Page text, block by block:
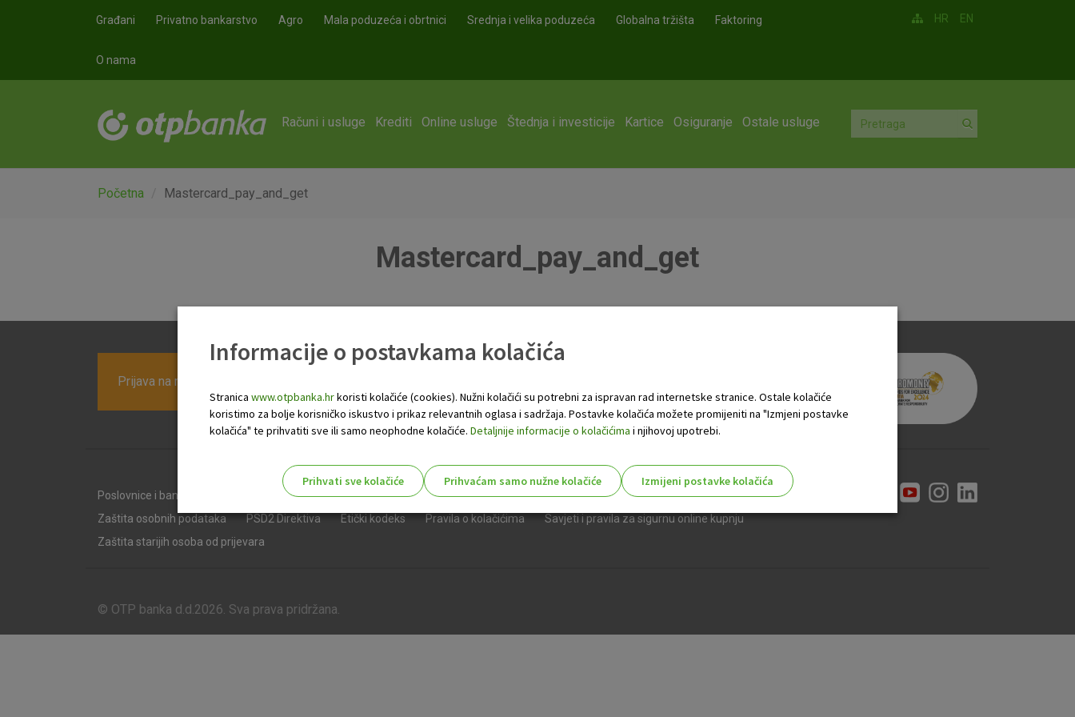
Građani Privatno bankarstvo Agro Mala poduzeća i obrtnici Srednja i velika poduzeća Globalna tržišta Faktoring
O nama
HR EN
Računi i usluge Krediti Online usluge Štednja i investicije Kartice Osiguranje Ostale usluge
Početna Mastercard_pay_and_get
Mastercard_pay_and_get
Prijava na newsletter OTP banke
Poslovnice i bankomati Tečajna lista Naknade Opći uvjeti i dokumenti Javni natječaji Priopćenja
Kontakti
Zaštita osobnih podataka
PSD2 Direktiva Etički kodeks Pravila o kolačićima
Savjeti i pravila za sigurnu online kupnju
Zaštita starijih osoba od prijevara
© OTP banka d.d.2026. Sva prava pridržana.
Informacije o postavkama kolačića
Stranica www.otpbanka.hrkoristi kolačiće (cookies). Nužni kolačići su potrebni za ispravan rad internetske stranice. Ostale kolačiće
koristimo za bolje korisničko iskustvo i prikaz relevantnih oglasa i sadržaja. Postavke kolačića možete promijeniti na "Izmjeni postavke
kolačića" te prihvatiti sve ili samo neophodne kolačiće. Detaljnije informacije o kolačićima i njihovoj upotrebi.
Prihvati sve kolačiće Prihvaćam samo nužne kolačiće
Izmijeni postavke kolačića
isključiti u našim sustavima. Uobičajeno se postavljaju kao odgovor na vaše